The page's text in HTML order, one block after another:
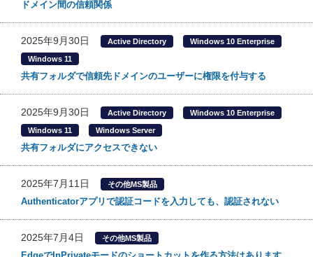
ドメイン間の信頼関係
2025年9月30日 Active Directory Windows 10 Enterprise
Windows 11
共有フォルダで信頼先ドメインのユーザーに権限を付与する
2025年9月30日 Active Directory Windows 10 Enterprise
Windows 11 Windows Server
共有フォルダにアクセスできない
2025年7月11日 その他MS製品
Authenticatorアプリで認証コードを入力しても、認証されない
2025年7月4日 その他MS製品